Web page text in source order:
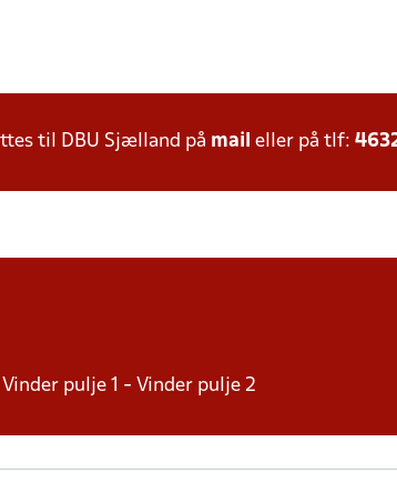
til DBU Sjælland på mail eller på tlf:
pulje 1 - Vinder pulje 2